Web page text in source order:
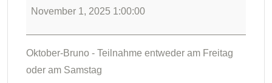
November 1, 2025 1:00:00
Oktober-Bruno - Teilnahme entweder am Freitag
oder am Samstag